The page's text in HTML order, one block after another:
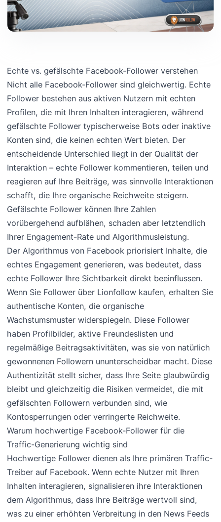
Echte vs. gefälschte Facebook-Follower verstehen
Nicht alle Facebook-Follower sind gleichwertig. Echte
Follower bestehen aus aktiven Nutzern mit echten
Profilen, die mit Ihren Inhalten interagieren, während
gefälschte Follower typischerweise Bots oder inaktive
Konten sind, die keinen echten Wert bieten. Der
entscheidende Unterschied liegt in der Qualität der
Interaktion – echte Follower kommentieren, teilen und
reagieren auf Ihre Beiträge, was sinnvolle Interaktionen
schafft, die Ihre organische Reichweite steigern.
Gefälschte Follower können Ihre Zahlen
vorübergehend aufblähen, schaden aber letztendlich
Ihrer Engagement-Rate und Algorithmusleistung.
Der Algorithmus von Facebook priorisiert Inhalte, die
echtes Engagement generieren, was bedeutet, dass
echte Follower Ihre Sichtbarkeit direkt beeinflussen.
Wenn Sie Follower über Lionfollow kaufen, erhalten Sie
authentische Konten, die organische
Wachstumsmuster widerspiegeln. Diese Follower
haben Profilbilder, aktive Freundeslisten und
regelmäßige Beitragsaktivitäten, was sie von natürlich
gewonnenen Followern ununterscheidbar macht. Diese
Authentizität stellt sicher, dass Ihre Seite glaubwürdig
bleibt und gleichzeitig die Risiken vermeidet, die mit
gefälschten Followern verbunden sind, wie
Kontosperrungen oder verringerte Reichweite.
Warum hochwertige Facebook-Follower für die
Traffic-Generierung wichtig sind
Hochwertige Follower dienen als Ihre primären Traffic-
Treiber auf Facebook. Wenn echte Nutzer mit Ihren
Inhalten interagieren, signalisieren ihre Interaktionen
dem Algorithmus, dass Ihre Beiträge wertvoll sind,
was zu einer erhöhten Verbreitung in den News Feeds